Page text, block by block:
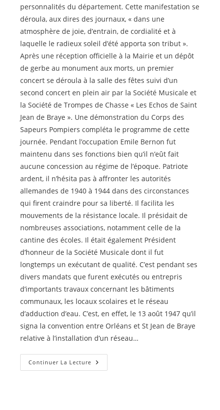
personnalités du département. Cette manifestation se
déroula, aux dires des journaux, « dans une
atmosphère de joie, d’entrain, de cordialité et à
laquelle le radieux soleil d’été apporta son tribut ».
Après une réception officielle à la Mairie et un dépôt
de gerbe au monument aux morts, un premier
concert se déroula à la salle des fêtes suivi d’un
second concert en plein air par la Société Musicale et
la Société de Trompes de Chasse « Les Echos de Saint
Jean de Braye ». Une démonstration du Corps des
Sapeurs Pompiers compléta le programme de cette
journée. Pendant l’occupation Emile Bernon fut
maintenu dans ses fonctions bien qu’il n’eût fait
aucune concession au régime de l’époque. Patriote
ardent, il n’hésita pas à affronter les autorités
allemandes de 1940 à 1944 dans des circonstances
qui firent craindre pour sa liberté. Il facilita les
mouvements de la résistance locale. Il présidait de
nombreuses associations, notamment celle de la
cantine des écoles. Il était également Président
d’honneur de la Société Musicale dont il fut
longtemps un exécutant de qualité. C’est pendant ses
divers mandats que furent exécutés ou entrepris
d’importants travaux concernant les bâtiments
communaux, les locaux scolaires et le réseau
d’adduction d’eau. C’est, en effet, le 13 août 1947 qu’il
signa la convention entre Orléans et St Jean de Braye
relative à l’installation d’un réseau…
Continuer La Lecture Emile
BERNON